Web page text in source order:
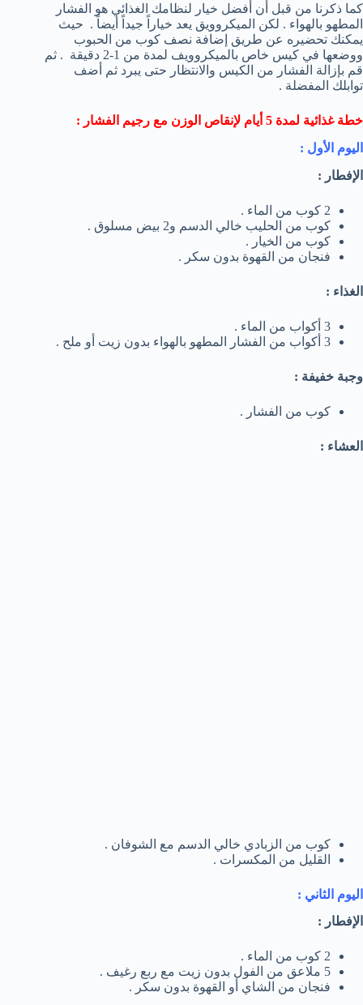
كما ذكرنا من قبل أن أفضل خيار لنظامك الغذائي هو الفشار
المطهو بالهواء . لكن الميكروويق يعد خياراً جيداً أيضاً . حيث
يمكنك تحضيره عن طريق إضافة نصف كوب من الحبوب
ووضعها في كيس خاص بالميكروويف لمدة من 1-2 دقيقة . ثم
قم بإزالة الفشار من الكيس والانتظار حتى يبرد ثم أضف
توابلك المفضلة .
خطة غذائية لمدة 5 أيام لإنقاص الوزن مع رجيم الفشار :
اليوم الأول :
الإفطار :
2 كوب من الماء .
كوب من الحليب خالي الدسم و2 بيض مسلوق .
كوب من الخيار .
فنجان من القهوة بدون سكر .
الغذاء :
3 أكواب من الماء .
3 أكواب من الفشار المطهو بالهواء بدون زيت أو ملح .
وجبة خفيفة :
كوب من الفشار .
العشاء :
كوب من الزبادي خالي الدسم مع الشوفان .
القليل من المكسرات .
اليوم الثاني :
الإفطار :
2 كوب من الماء .
5 ملاعق من الفول بدون زيت مع ربع رغيف .
فنجان من الشاي أو القهوة بدون سكر .